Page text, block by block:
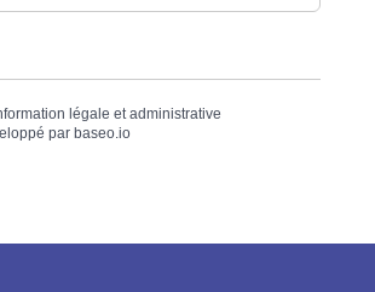
légale et administrative
par baseo.io